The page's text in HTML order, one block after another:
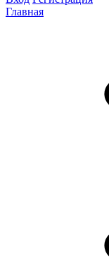
Главная